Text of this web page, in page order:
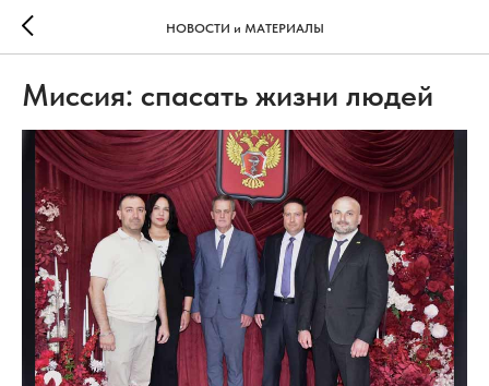
НОВОСТИ и МАТЕРИАЛЫ
Миссия: спасать жизни людей